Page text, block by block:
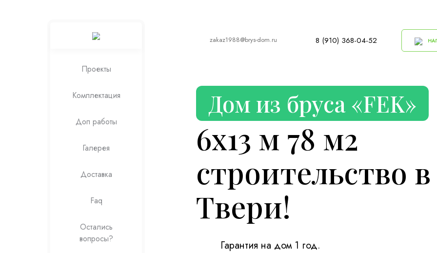
Проекты
Комплектация
Доп работы
Галерея
Доставка
Faq
Остались
вопросы?
zakaz1988@brys-dom.ru 8 (910) 368-04-52
Дом из бруса «FEK»
6х13 м 78 м2
строительство в
Твери!
Гарантия на дом 1 год.